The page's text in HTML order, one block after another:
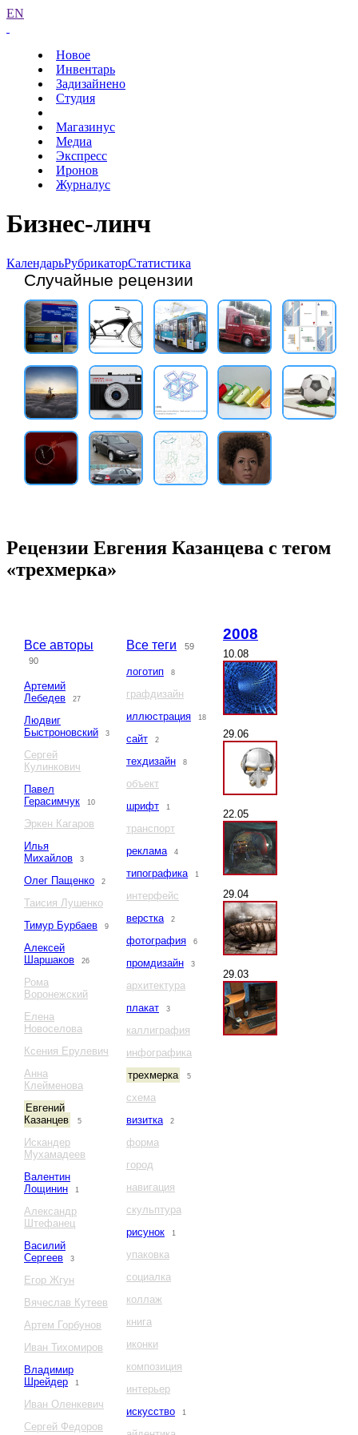
EN
Новое
Инвентарь
Задизайнено
Студия
Магазинус
Медиа
Экспресс
Иронов
Журналус
Бизнес-линч
КалендарьРубрикаторСтатистика
Случайные рецензии
Рецензии Евгения Казанцева с тегом
«трехмерка»
Все авторы
90
Артемий
Лебедев
27
Людвиг
Быстроновский
3
Сергей
Кулинкович
Павел
Герасимчук
10
Эркен Кагаров
Илья
Михайлов
3
Олег Пащенко 2
Таисия Лушенко
Тимур Бурбаев
9
Алексей
Шаршаков
26
Рома
Воронежский
Елена
Новоселова
Ксения Ерулевич
Анна
Клейменова
Евгений
Казанцев
5
Искандер
Мухамадеев
Валентин
Лощинин
1
Александр
Штефанец
Василий
Сергеев
3
Егор Жгун
Вячеслав Кутеев
Артем Горбунов
Иван Тихомиров
Владимир
Шрейдер
1
Иван Оленкевич
Сергей Федоров
Все теги 59
логотип 8
графдизайн
иллюстрация
18
сайт 2
техдизайн 8
объект
шрифт
1
транспорт
реклама
4
типографика 1
интерфейс
верстка
2
фотография 6
промдизайн 3
архитектура
плакат
3
каллиграфия
инфографика
трехмерка
5
схема
визитка
2
форма
город
навигация
скульптура
рисунок
1
упаковка
социалка
коллаж
книга
иконки
композиция
интерьер
искусство
1
2008
10.08
29.06
22.05
29.04
29.03